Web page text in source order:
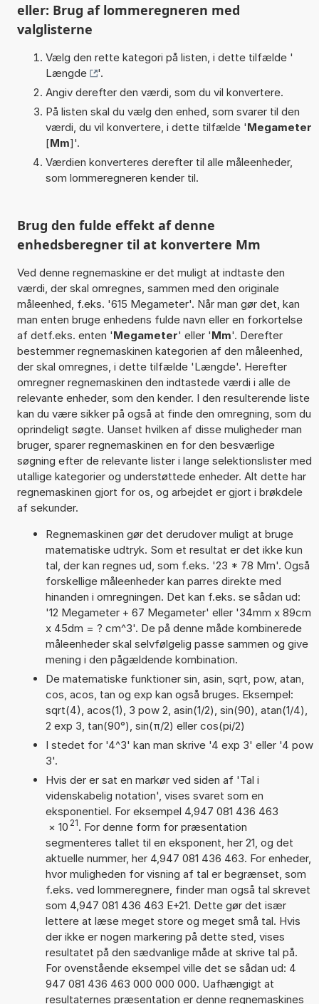
eller: Brug af lommeregneren med
valglisterne
Vælg den rette kategori på listen, i dette tilfælde '
Længde
'.
Angiv derefter den værdi, som du vil konvertere.
På listen skal du vælg den enhed, som svarer til den
værdi, du vil konvertere, i dette tilfælde 'Megameter
[Mm]'.
Værdien konverteres derefter til alle måleenheder,
som lommeregneren kender til.
Brug den fulde effekt af denne
enhedsberegner til at konvertere Mm
Ved denne regnemaskine er det muligt at indtaste den
værdi, der skal omregnes, sammen med den originale
måleenhed, f.eks. '615 Megameter'. Når man gør det, kan
man enten bruge enhedens fulde navn eller en forkortelse
af detf.eks. enten 'Megameter' eller 'Mm'. Derefter
bestemmer regnemaskinen kategorien af den måleenhed,
der skal omregnes, i dette tilfælde 'Længde'. Herefter
omregner regnemaskinen den indtastede værdi i alle de
relevante enheder, som den kender. I den resulterende liste
kan du være sikker på også at finde den omregning, som du
oprindeligt søgte. Uanset hvilken af disse muligheder man
bruger, sparer regnemaskinen en for den besværlige
søgning efter de relevante lister i lange selektionslister med
utallige kategorier og understøttede enheder. Alt dette har
regnemaskinen gjort for os, og arbejdet er gjort i brøkdele
af sekunder.
Regnemaskinen gør det derudover muligt at bruge
matematiske udtryk. Som et resultat er det ikke kun
tal, der kan regnes ud, som f.eks. '23 * 78 Mm'. Også
forskellige måleenheder kan parres direkte med
hinanden i omregningen. Det kan f.eks. se sådan ud:
'12 Megameter + 67 Megameter' eller '34mm x 89cm
x 45dm = ? cm^3'. De på denne måde kombinerede
måleenheder skal selvfølgelig passe sammen og give
mening i den pågældende kombination.
De matematiske funktioner sin, asin, sqrt, pow, atan,
cos, acos, tan og exp kan også bruges. Eksempel:
sqrt(4), acos(1), 3 pow 2, asin(1/2), sin(90), atan(1/4),
2 exp 3, tan(90°), sin(π/2) eller cos(pi/2)
I stedet for '4^3' kan man skrive '4 exp 3' eller '4 pow
3'.
Hvis der er sat en markør ved siden af 'Tal i
videnskabelig notation', vises svaret som en
eksponentiel. For eksempel 4,947 081 436 463
× 10 21. For denne form for præsentation
segmenteres tallet til en eksponent, her 21, og det
aktuelle nummer, her 4,947 081 436 463. For enheder,
hvor muligheden for visning af tal er begrænset, som
f.eks. ved lommeregnere, finder man også tal skrevet
som 4,947 081 436 463 E+21. Dette gør det især
lettere at læse meget store og meget små tal. Hvis
der ikke er nogen markering på dette sted, vises
resultatet på den sædvanlige måde at skrive tal på.
For ovenstående eksempel ville det se sådan ud: 4
947 081 436 463 000 000 000. Uafhængigt at
resultaternes præsentation er denne regnemaskines